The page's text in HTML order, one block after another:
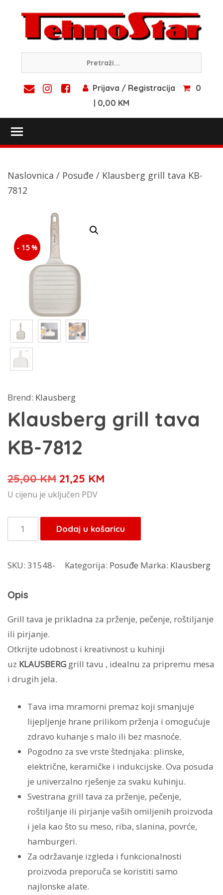
content
Prijava / Registracija
0
| 0,00 KM
Naslovnica / Posuđe / Klausberg grill tava KB-
7812
- 15 %
Brend: Klausberg
Klausberg grill tava
KB-7812
25,00KM Izvorna
cijena
je:
25,00 KM.
21,25 KM
21,25 KM.
U cijenu je uključen PDV
Klausberg
grill
KB-
količina
Dodaj u košaricu
SKU: 31548- Kategorija: Posuđe Marka: Klausberg
Opis
Grill tava je prikladna za prženje, pečenje, roštiljanje
ili pirjanje.
Otkrijte udobnost i kreativnost u kuhinji
uz KLAUSBERG grill tavu , idealnu za pripremu mesa
i drugih jela.
Tava ima mramorni premaz koji smanjuje
lijepljenje hrane prilikom prženja i omogućuje
zdravo kuhanje s malo ili bez masnoće.
Pogodno za sve vrste štednjaka: plinske,
električne, keramičke i indukcijske. Ova posuda
je univerzalno rješenje za svaku kuhinju.
Svestrana grill tava za prženje, pečenje,
roštiljanje ili pirjanje vaših omiljenih proizvoda
i jela kao što su meso, riba, slanina, povrće,
hamburgeri.
Za održavanje izgleda i funkcionalnosti
proizvoda preporuča se koristiti samo
najlonske alate.